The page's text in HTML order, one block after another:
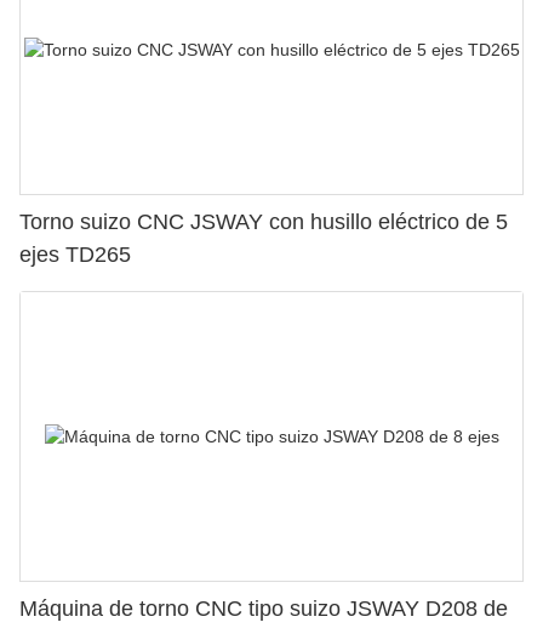
Torno suizo CNC JSWAY con husillo eléctrico de 5
ejes TD265
Máquina de torno CNC tipo suizo JSWAY D208 de